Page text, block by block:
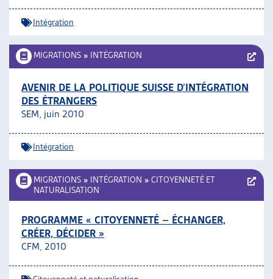
Intégration
MIGRATIONS » INTÉGRATION
AVENIR DE LA POLITIQUE SUISSE D’INTÉGRATION
DES ÉTRANGERS
SEM, juin 2010
Intégration
MIGRATIONS » INTÉGRATION » CITOYENNETÉ ET
NATURALISATION
PROGRAMME « CITOYENNETÉ – ÉCHANGER,
CRÉER, DÉCIDER »
CFM, 2010